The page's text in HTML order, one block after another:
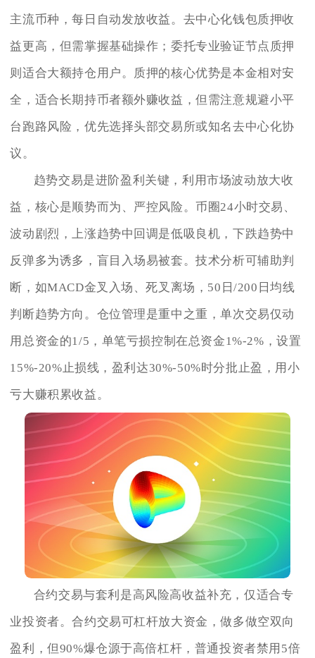
主流币种，每日自动发放收益。去中心化钱包质押收
益更高，但需掌握基础操作；委托专业验证节点质押
则适合大额持仓用户。质押的核心优势是本金相对安
全，适合长期持币者额外赚收益，但需注意规避小平
台跑路风险，优先选择头部交易所或知名去中心化协
议。
趋势交易是进阶盈利关键，利用市场波动放大收
益，核心是顺势而为、严控风险。币圈24小时交易、
波动剧烈，上涨趋势中回调是低吸良机，下跌趋势中
反弹多为诱多，盲目入场易被套。技术分析可辅助判
断，如MACD金叉入场、死叉离场，50日/200日均线
判断趋势方向。仓位管理是重中之重，单次交易仅动
用总资金的1/5，单笔亏损控制在总资金1%-2%，设置
15%-20%止损线，盈利达30%-50%时分批止盈，用小
亏大赚积累收益。
合约交易与套利是高风险高收益补充，仅适合专
业投资者。合约交易可杠杆放大资金，做多做空双向
盈利，但90%爆仓源于高倍杠杆，普通投资者禁用5倍